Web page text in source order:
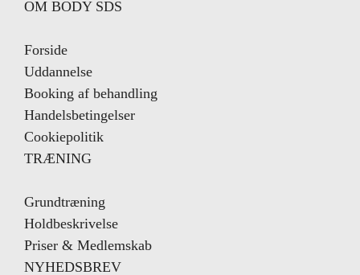
OM BODY SDS
Forside
Uddannelse
Booking af behandling
Handelsbetingelser
Cookiepolitik
TRÆNING
Grundtræning
Holdbeskrivelse
Priser & Medlemskab
NYHEDSBREV